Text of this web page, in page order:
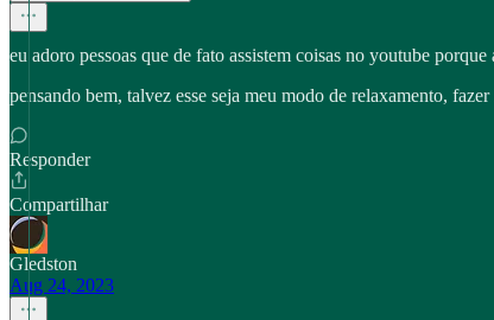
eu adoro pessoas que de fato assistem coisas no youtube
pensando bem, talvez esse seja meu modo de relaxamento,
Responder
Compartilhar
Gledston
Aug 24, 2023